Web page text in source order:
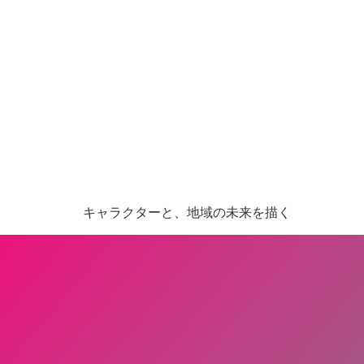
キャラクターと、地域の未来を描く